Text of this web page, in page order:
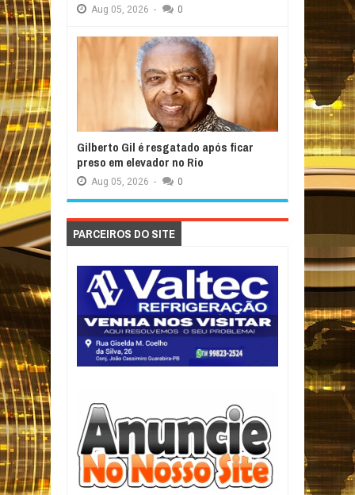
Aug 05, 2026 - 0
Gilberto Gil é resgatado após ficar
preso em elevador no Rio
Aug 05, 2026 - 0
PARCEIROS DO SITE